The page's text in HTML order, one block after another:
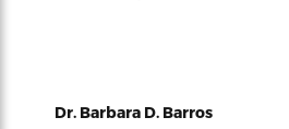
Dr. Barbara D. Barros